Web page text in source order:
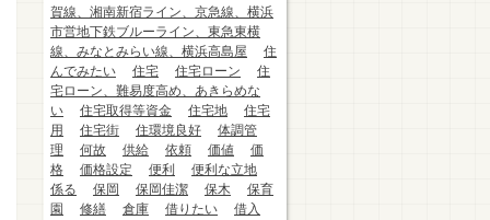
賀線、湘南新宿ライン、京急線、横浜
市営地下鉄ブルーライン、東急東横
線、みなとみらい線、横浜高島屋
住
んでみたい
住宅 住宅ローン
住
宅ローン、難易度高め、あきらめな
い
住宅取得等資金 住宅地
住宅
用
住宅街 住環境良好
体調管
理
何故 供給 依頼 価値
価
格
価格設定 便利
便利な立地
係る
保岡 保岡佳潔 保木
保育
園
修繕 倉庫 借りたい
借入